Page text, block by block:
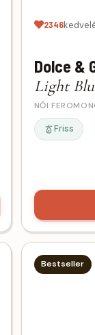
2346
Dolce &
Light
NŐI
Friss
Bestseller